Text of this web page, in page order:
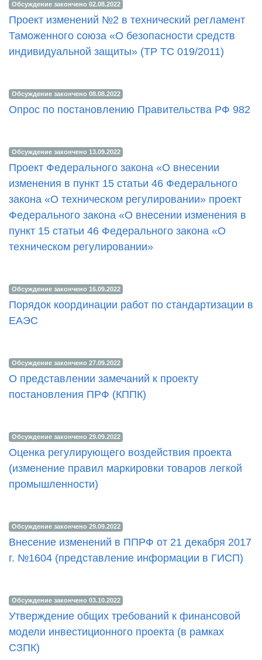
Обсуждение закончено 02.08.2022
Проект изменений №2 в технический регламент
Таможенного союза «О безопасности средств
индивидуальной защиты» (ТР ТС 019/2011)
Обсуждение закончено 08.08.2022
Опрос по постановлению Правительства РФ 982
Обсуждение закончено 13.09.2022
Проект Федерального закона «О внесении
изменения в пункт 15 статьи 46 Федерального
закона «О техническом регулировании» проект
Федерального закона «О внесении изменения в
пункт 15 статьи 46 Федерального закона «О
техническом регулировании»
Обсуждение закончено 16.09.2022
Порядок координации работ по стандартизации в
ЕАЭС
Обсуждение закончено 27.09.2022
О представлении замечаний к проекту
постановления ПРФ (КППК)
Обсуждение закончено 29.09.2022
Оценка регулирующего воздействия проекта
(изменение правил маркировки товаров легкой
промышленности)
Обсуждение закончено 29.09.2022
Внесение изменений в ППРФ от 21 декабря 2017
г. №1604 (представление информации в ГИСП)
Обсуждение закончено 03.10.2022
Утверждение общих требований к финансовой
модели инвестиционного проекта (в рамках
СЗПК)